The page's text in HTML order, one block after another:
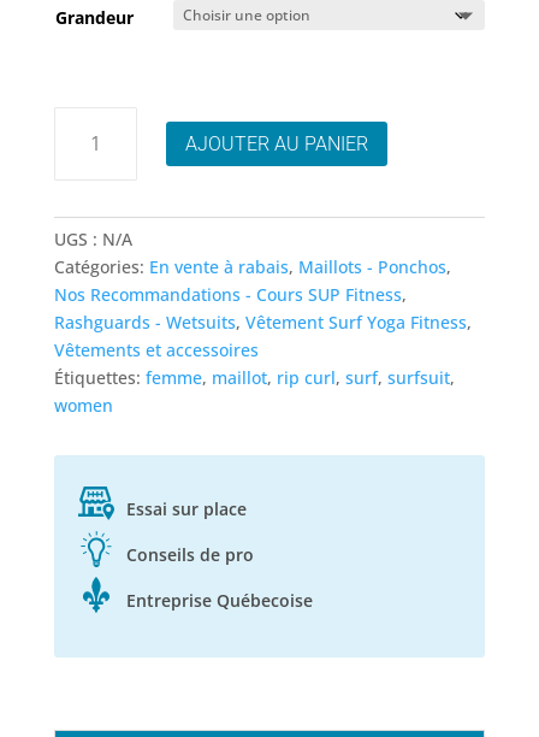
initial actuel
Grandeur
Mirage
Ultimate
upf
Surf
Suit
AJOUTER AU PANIER
UGS : N/A
Catégories: En vente à rabais, Maillots - Ponchos,
Nos Recommandations - Cours SUP Fitness,
Rashguards - Wetsuits, Vêtement Surf Yoga Fitness,
Vêtements et accessoires
Étiquettes: femme, maillot, rip curl, surf, surfsuit,
women
Essai sur place
Conseils de pro
Entreprise Québecoise